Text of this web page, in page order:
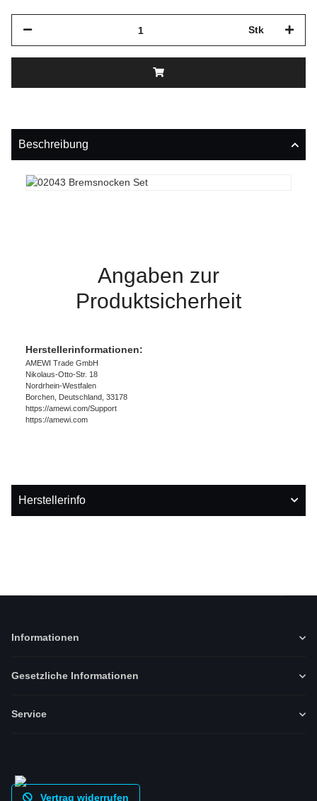
Stk
Beschreibung
Angaben zur
Produktsicherheit
Herstellerinformationen:
AMEWI Trade GmbH
Nikolaus-Otto-Str. 18
Nordrhein-Westfalen
Borchen, Deutschland, 33178
https://amewi.com/Support
https://amewi.com
Herstellerinfo
Informationen
Gesetzliche Informationen
Service
Vertrag widerrufen